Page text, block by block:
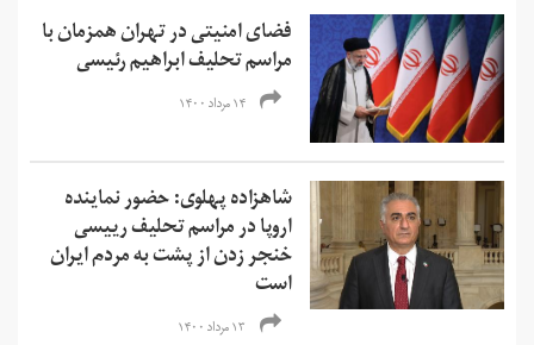
فضای امنیتی در تهران همزمان با
مراسم تحلیف ابراهیم رئیسی
۱۴ مرداد ۱۴۰۰
شاهزاده پهلوی: حضور نماینده
اروپا در مراسم تحلیف رییسی
خنجر زدن از پشت به مردم ایران
است
۱۳ مرداد ۱۴۰۰